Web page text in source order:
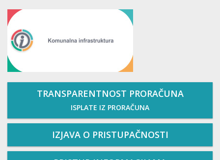
TRANSPARENTNOST PRORAČUNA
ISPLATE IZ PRORAČUNA
IZJAVA O PRISTUPAČNOSTI